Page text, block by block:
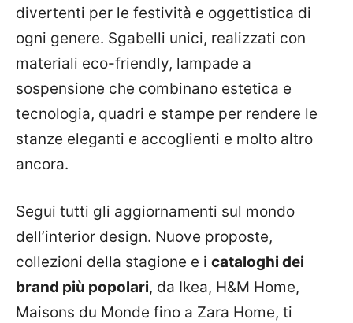
divertenti per le festività e oggettistica di
ogni genere. Sgabelli unici, realizzati con
materiali eco-friendly, lampade a
sospensione che combinano estetica e
tecnologia, quadri e stampe per rendere le
stanze eleganti e accoglienti e molto altro
ancora.
Segui tutti gli aggiornamenti sul mondo
dell’interior design. Nuove proposte,
collezioni della stagione e i cataloghi dei
brand più popolari, da Ikea, H&M Home,
Maisons du Monde fino a Zara Home, ti